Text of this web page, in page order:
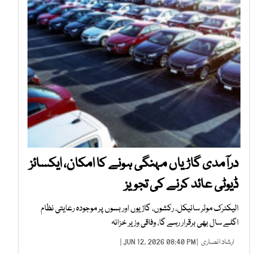
درآمدی گاڑیاں مہنگی ہونے کا امکان، ایکسائز
ڈیوٹی عائد کرنے کی تجویز
الیکٹرک موٹر سائیکل، رکشوں، گاڑیوں اور بسوں پر موجودہ رعایتی نظام
اگلے سال بھی برقرار رہے گا، وفاقی وزیر خزانہ
ارشاد انصاری | JUN 12, 2026 08:40 PM |